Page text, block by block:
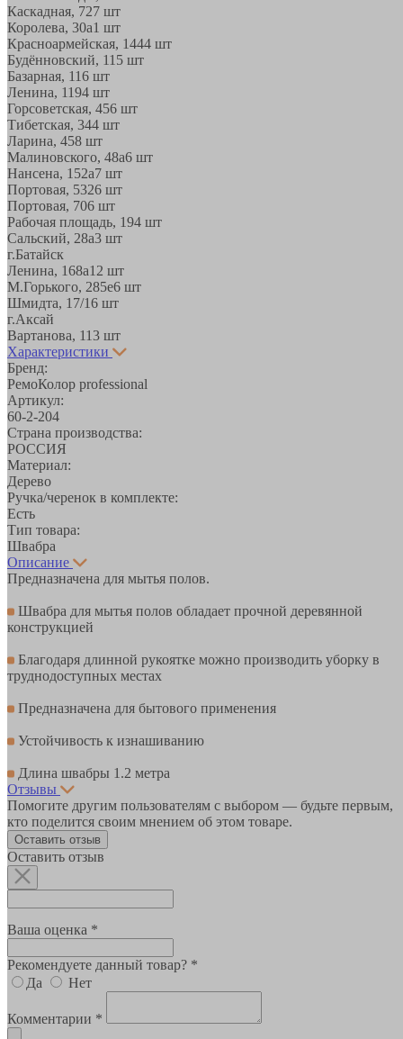
Каскадная, 727 шт
Королева, 30а1 шт
Красноармейская, 1444 шт
Будённовский, 11 5 шт
Базарная, 116 шт
Ленина, 1194 шт
Горсоветская, 456 шт
Тибетская, 344 шт
Ларина, 458 шт
Малиновского, 48а6 шт
Нансена, 152а7 шт
Портовая, 5326 шт
Портовая, 706 шт
Рабочая площадь, 194 шт
Сальский, 28a3 шт
г.Батайск
Ленина, 168а12 шт
М.Горького, 285е6 шт
Шмидта, 17/16 шт
г.Аксай
Вартанова, 113 шт
Характеристики
Бренд:
РемоКолор professional
Артикул:
60-2-204
Страна производства:
РОССИЯ
Материал:
Дерево
Ручка/черенок в комплекте:
Есть
Тип товара:
Швабра
Описание
Предназначена для мытья полов.
Швабра для мытья полов обладает прочной деревянной
конструкцией
Благодаря длинной рукоятке можно производить уборку в
труднодоступных местах
Предназначена для бытового применения
Устойчивость к изнашиванию
Длина швабры 1.2 метра
Отзывы
Помогите другим пользователям с выбором — будьте первым,
кто поделится своим мнением об этом товаре.
Оставить отзыв
Оставить отзыв
Ваша оценка *
Рекомендуете данный товар? *
Да
Нет
Комментарии *